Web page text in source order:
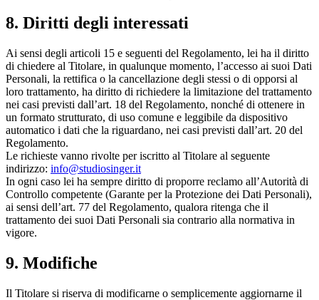
8. Diritti degli interessati
Ai sensi degli articoli 15 e seguenti del Regolamento, lei ha il diritto
di chiedere al Titolare, in qualunque momento, l’accesso ai suoi Dati
Personali, la rettifica o la cancellazione degli stessi o di opporsi al
loro trattamento, ha diritto di richiedere la limitazione del trattamento
nei casi previsti dall’art. 18 del Regolamento, nonché di ottenere in
un formato strutturato, di uso comune e leggibile da dispositivo
automatico i dati che la riguardano, nei casi previsti dall’art. 20 del
Regolamento.
Le richieste vanno rivolte per iscritto al Titolare al seguente
indirizzo: info@studiosinger.it
In ogni caso lei ha sempre diritto di proporre reclamo all’Autorità di
Controllo competente (Garante per la Protezione dei Dati Personali),
ai sensi dell’art. 77 del Regolamento, qualora ritenga che il
trattamento dei suoi Dati Personali sia contrario alla normativa in
vigore.
9. Modifiche
Il Titolare si riserva di modificarne o semplicemente aggiornarne il